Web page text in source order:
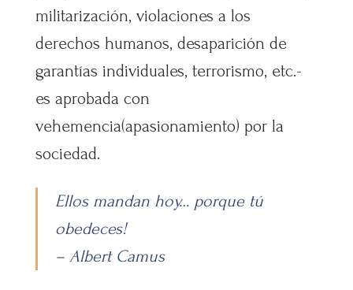
militarización, violaciones a los
derechos humanos, desaparición de
garantías individuales, terrorismo, etc.-
es aprobada con
vehemencia(apasionamiento) por la
sociedad.
Ellos mandan hoy… porque tú
obedeces!
– Albert Camus